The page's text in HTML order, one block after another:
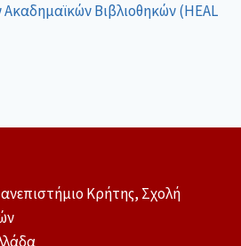
Βιβλιοθηκών (HEAL
Κρήτης, Σχολή